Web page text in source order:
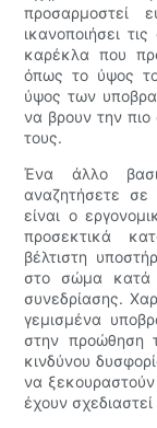
προσαρμοστεί
ικανοποιήσει
καρέκλα που
όπως το ύψος
ύψος των
να βρουν την πιο
τους.
Ένα άλλο
αναζητήσετε σε
είναι ο
προσεκτικά
βέλτιστη
στο σώμα κατά
συνεδρίασης.
γεμισμένα
στην προώθηση
κινδύνου
να ξεκουραστούν
έχουν